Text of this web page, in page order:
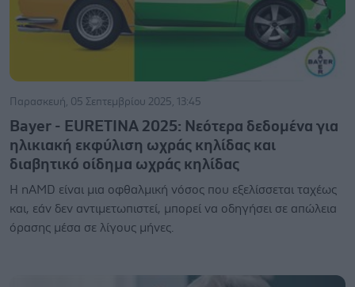
Παρασκευή, 05 Σεπτεμβρίου 2025, 13:45
Bayer - EURETINA 2025: Νεότερα δεδομένα για
ηλικιακή εκφύλιση ωχράς κηλίδας και
διαβητικό οίδημα ωχράς κηλίδας
Η nAMD είναι μια οφθαλμική νόσος που εξελίσσεται ταχέως
και, εάν δεν αντιμετωπιστεί, μπορεί να οδηγήσει σε απώλεια
όρασης μέσα σε λίγους μήνες.